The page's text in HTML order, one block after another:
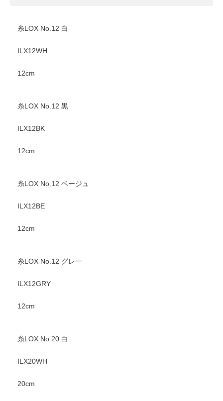
糸LOX No.12 白
ILX12WH
12cm
糸LOX No.12 黒
ILX12BK
12cm
糸LOX No.12 ベージュ
ILX12BE
12cm
糸LOX No.12 グレ一
ILX12GRY
12cm
糸LOX No.20 白
ILX20WH
20cm